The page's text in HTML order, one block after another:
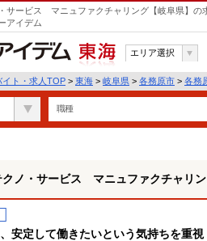
サービス マニュファクチャリング【岐阜県】の
アイデム
東海
エリア選択
イト・求人TOP > 東海 > 岐阜県 > 各務原市 > 各務
職種
ノ・サービス マニュファクチャリン
安定して働きたいという気持ちを重